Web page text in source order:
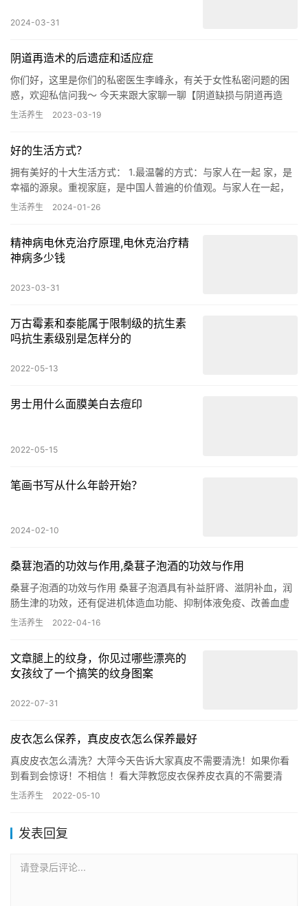
2024-03-31
阴道再造术的后遗症和适应症
你们好，这里是你们的私密医生李峰永，有关于女性私密问题的困
惑，欢迎私信问我～ 今天来跟大家聊一聊【阴道缺损与阴道再造
术】，很多人其实并不知道，有的女孩是先天没有阴道的，这种情
生活养生 2023-03-19
好的生活方式？
拥有美好的十大生活方式： ‍1.最温馨的方式：与家人在一起 家，是
幸福的源泉。重视家庭，是中国人普遍的价值观。与家人在一起，
则称得上是最温馨的幸福生活方式。好的家庭生活，是工作事业…
生活养生 2024-01-26
精神病电休克治疗原理,电休克治疗精
神病多少钱
2023-03-31
万古霉素和泰能属于限制级的抗生素
吗抗生素级别是怎样分的
2022-05-13
男士用什么面膜美白去痘印
2022-05-15
笔画书写从什么年龄开始？
2024-02-10
桑葚泡酒的功效与作用,桑葚子泡酒的功效与作用
桑葚子泡酒的功效与作用 桑葚子泡酒具有补益肝肾、滋阴补血，润
肠生津的功效，还有促进机体造血功能、抑制体液免疫、改善血虚
状态、增强机体细胞免疫等作用。 中医认为，桑葚性寒味干，归
生活养生 2022-04-16
文章腿上的纹身，你见过哪些漂亮的
女孩纹了一个搞笑的纹身图案
2022-07-31
皮衣怎么保养，真皮皮衣怎么保养最好
真皮皮衣怎么清洗？大萍今天告诉大家真皮不需要清洗！如果你看
到看到会惊讶！不相信 ！看大萍教您皮衣保养皮衣真的不需要清
洗，别擦这个洗那个的，如果您想清洗，最多最多擦点动物油就可
生活养生 2022-05-10
发表回复
请登录后评论...